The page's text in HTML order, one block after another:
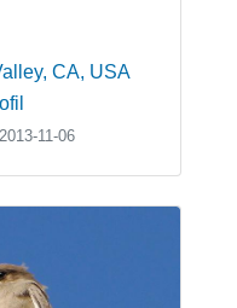
CA, USA
2013-11-06